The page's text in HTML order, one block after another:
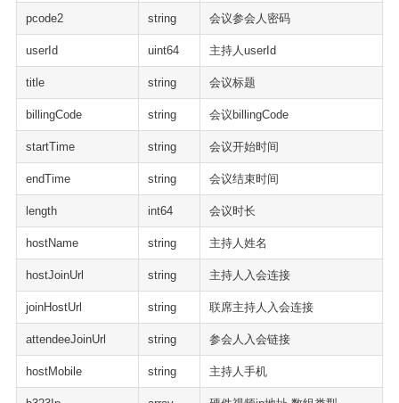
pcode2 string 会议参会人密码
userId uint64 主持人userId
title string 会议标题
billingCode string 会议billingCode
startTime string 会议开始时间
endTime string 会议结束时间
length int64 会议时长
hostName string 主持人姓名
hostJoinUrl string 主持人入会连接
joinHostUrl string 联席主持人入会连接
attendeeJoinUrl string 参会人入会链接
hostMobile string 主持人手机